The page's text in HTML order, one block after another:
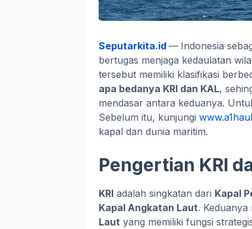
Seputarkita.id — Indonesia
bertugas menjaga kedaulatan
tersebut memiliki klasifikasi
apa bedanya KRI dan KAL,
mendasar antara keduanya.
Sebelum itu, kunjungi
kapal dan dunia maritim.
Pengertian KRI
KRI adalah singkatan dari Kapal
Kapal Angkatan Laut.
Laut yang memiliki fungsi